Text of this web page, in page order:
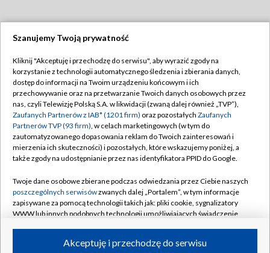
TVP
Abonament TVP
Emisja w TVP
Centrum informacji TVP
Naziemna Telewizja Cyfrowa
Rada Programowa
System NOS
Informacje o nadawcy
Program dla prasy
Regulamin TVP
Polityka prywatności
Moje zgody
Pomoc
Kontakt
Kanały
Szanujemy Twoją prywatność
Kliknij "Akceptuję i przechodzę do serwisu", aby wyrazić zgody na
korzystanie z technologii automatycznego śledzenia i zbierania danych,
dostęp do informacji na Twoim urządzeniu końcowym i ich
przechowywanie oraz na przetwarzanie Twoich danych osobowych przez
nas, czyli Telewizję Polską S.A. w likwidacji (zwaną dalej również „TVP”),
Zaufanych Partnerów z IAB* (1201 firm) oraz pozostałych Zaufanych
Partnerów TVP (93 firm), w celach marketingowych (w tym do
zautomatyzowanego dopasowania reklam do Twoich zainteresowań i
mierzenia ich skuteczności) i pozostałych, które wskazujemy poniżej, a
także zgody na udostępnianie przez nas identyfikatora PPID do Google.
Twoje dane osobowe zbierane podczas odwiedzania przez Ciebie naszych
poszczególnych serwisówzwanych dalej „Portalem”, w tym informacje
zapisywane za pomocą technologii takich jak: pliki cookie, sygnalizatory
WWW lub innych podobnych technologii umożliwiających świadczenie
ruchu w Internecie.Akceptuję i przechodzę do serwisu